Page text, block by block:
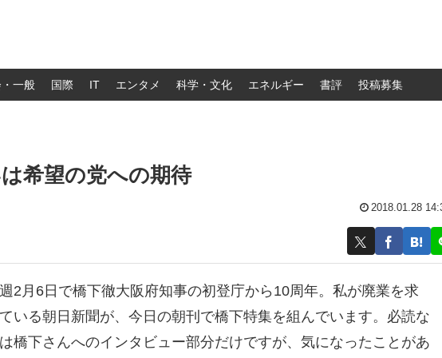
一般 国際 IT エンタメ 科学・文化 エネルギー 書評 投稿募集
希望の党への期待
2018.01.28
2月6日で橋下徹大阪府知事の初登庁から10周年。私が廃業を求
いる朝日新聞が、今日の朝刊で橋下特集を組んでいます。必読な
橋下さんへのインタビュー部分だけですが、気になったことがあ